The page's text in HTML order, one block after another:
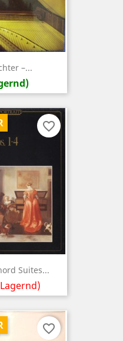
‎–...
Suites...
favorite_border
favorite_border